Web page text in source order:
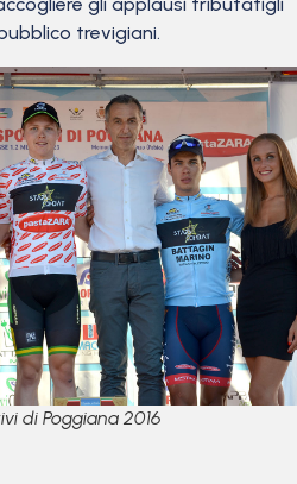
trevigiani.
di Poggiana 2016